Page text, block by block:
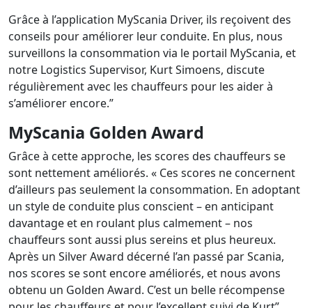
Grâce à l’application MyScania Driver, ils reçoivent des
conseils pour améliorer leur conduite. En plus, nous
surveillons la consommation via le portail MyScania, et
notre Logistics Supervisor, Kurt Simoens, discute
régulièrement avec les chauffeurs pour les aider à
s’améliorer encore.”
MyScania Golden Award
Grâce à cette approche, les scores des chauffeurs se
sont nettement améliorés. « Ces scores ne concernent
d’ailleurs pas seulement la consommation. En adoptant
un style de conduite plus conscient – en anticipant
davantage et en roulant plus calmement – nos
chauffeurs sont aussi plus sereins et plus heureux.
Après un Silver Award décerné l’an passé par Scania,
nos scores se sont encore améliorés, et nous avons
obtenu un Golden Award. C’est un belle récompense